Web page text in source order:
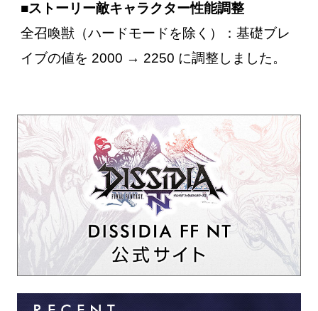
■ストーリー敵キャラクター性能調整
全召喚獣（ハードモードを除く）：基礎ブレ
イブの値を 2000 → 2250 に調整しました。